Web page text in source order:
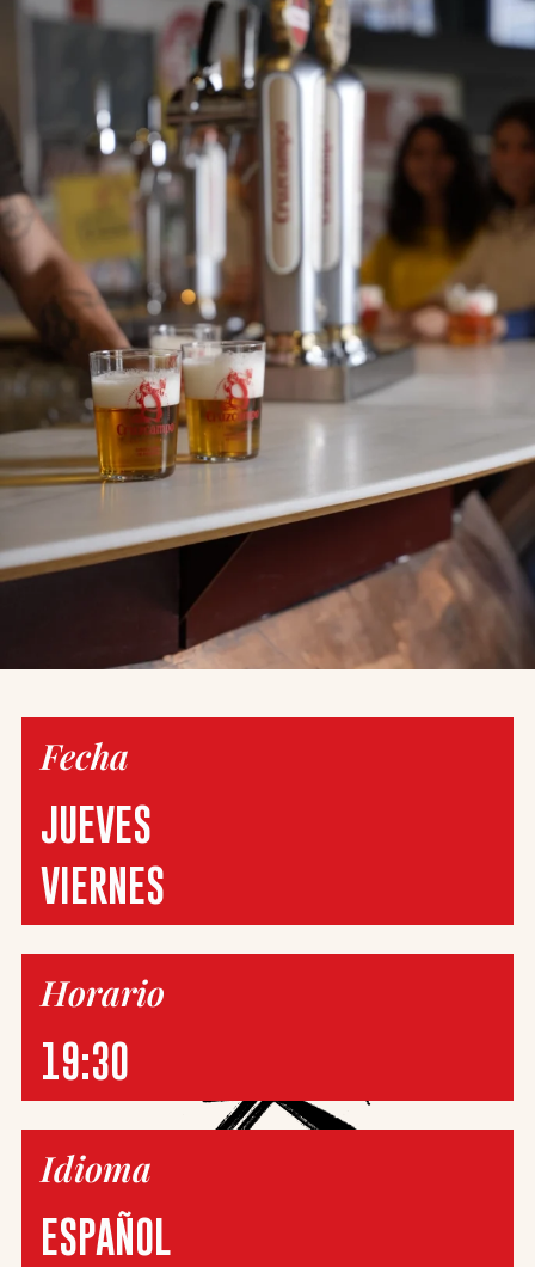
Fecha
JUEVES
VIERNES
Horario
19:30
Idioma
ESPAÑOL